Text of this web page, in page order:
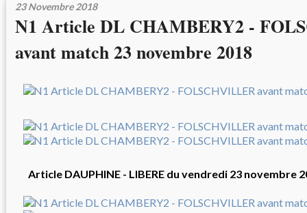
23 Novembre 2018
N1 Article DL CHAMBERY2 -
avant match 23 novembre 2018
Article DAUPHINE - LIBERE du vendredi 23 novembre